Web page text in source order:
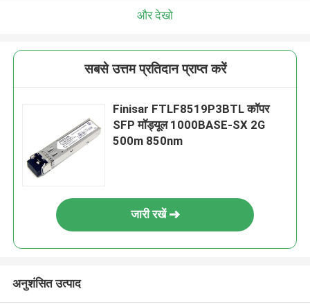
और देखो
सबसे उत्तम प्रतिदान प्राप्त करें
Finisar FTLF8519P3BTL कॉपर
SFP मॉड्यूल 1000BASE-SX 2G
500m 850nm
जारी रखें
अनुशंसित उत्पाद